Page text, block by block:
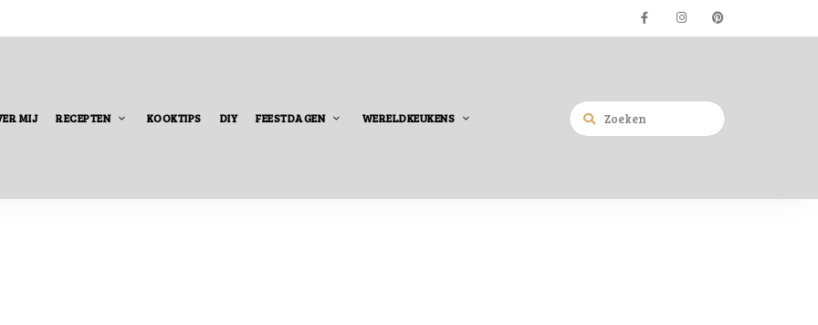
MIJ RECEPTEN KOOKTIPS DIY FEESTDAGEN WERELDKEUKENS